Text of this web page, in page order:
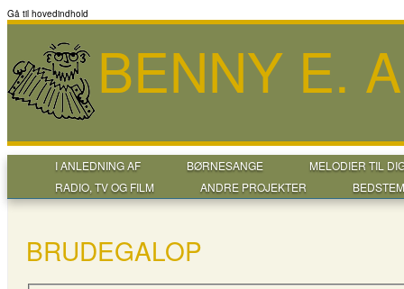
Gå til hovedindhold
BENNY E.
I ANLEDNING AF BØRNESANGE
MELODIER TIL
RADIO, TV OG FILM
ANDRE PROJEKTER
BRUDEGALOP